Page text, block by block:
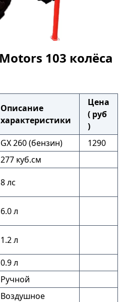
103 колёса
Описание
характеристики
Цена
( руб
)
GX 260 (бензин)
1290
277 куб.см
8 лс
6.0 л
1.2 л
0.9 л
Ручной
Воздушное